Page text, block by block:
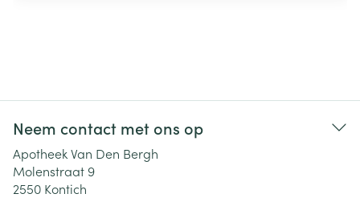
Neem contact met ons op
Apotheek Van Den Bergh
Molenstraat 9
2550 Kontich